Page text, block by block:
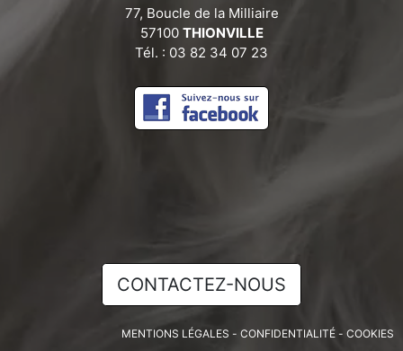
77, Boucle de la Milliaire
57100 THIONVILLE
Tél. : 03 82 34 07 23
CONTACTEZ-NOUS
MENTIONS LÉGALES - CONFIDENTIALITÉ - COOKIES